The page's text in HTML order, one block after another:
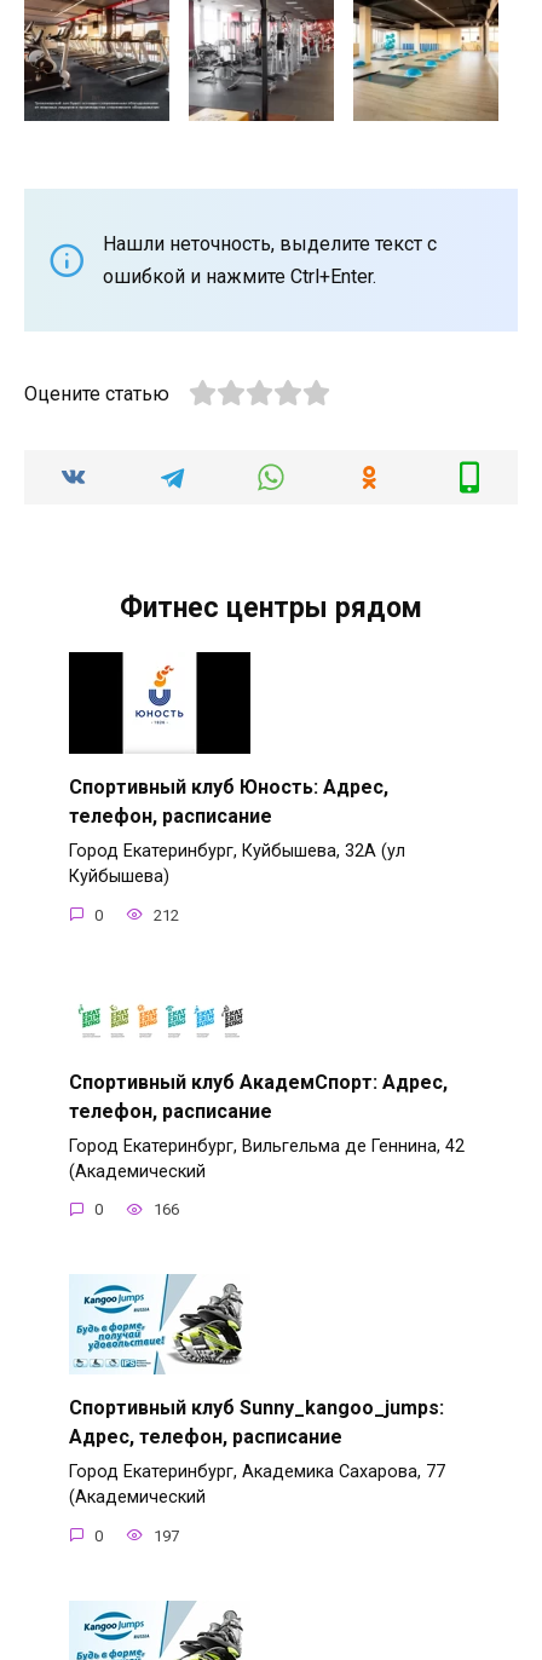
Нашли неточность, выделите текст с
ошибкой и нажмите Ctrl+Enter.
Оцените статью
Фитнес центры рядом
Спортивный клуб Юность: Адрес,
телефон, расписание
Город Екатеринбург, Куйбышева, 32А (ул
Куйбышева)
0 212
Спортивный клуб АкадемСпорт: Адрес,
телефон, расписание
Город Екатеринбург, Вильгельма де Геннина, 42
(Академический
0 166
Спортивный клуб Sunny_kangoo_jumps:
Адрес, телефон, расписание
Город Екатеринбург, Академика Сахарова, 77
(Академический
0 197